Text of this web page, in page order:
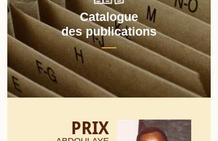
Catalogue
des publications
PRIX